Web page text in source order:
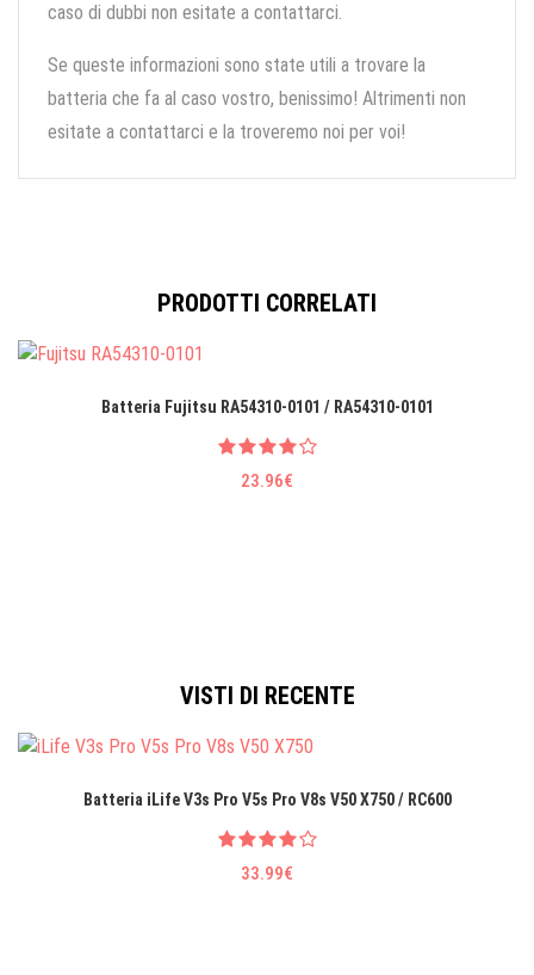
caso di dubbi non esitate a contattarci.
Se queste informazioni sono state utili a trovare la
batteria che fa al caso vostro, benissimo! Altrimenti non
esitate a contattarci e la troveremo noi per voi!
PRODOTTI CORRELATI
Batteria Fujitsu RA54310-0101 / RA54310-0101
23.96€
VISTI DI RECENTE
Batteria iLife V3s Pro V5s Pro V8s V50 X750 / RC600
33.99€